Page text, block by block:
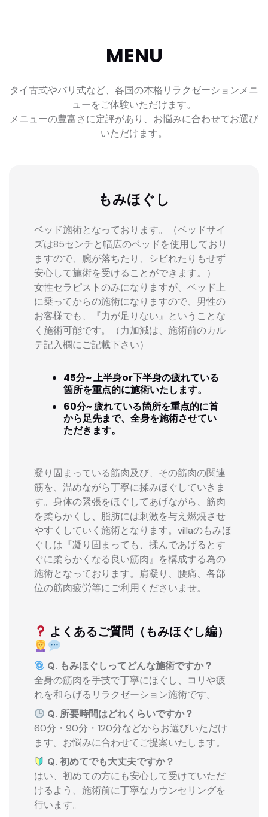
MENU
タイ古式やバリ式など、各国の本格リラクゼーションメニ
ューをご体験いただけます。
メニューの豊富さに定評があり、お悩みに合わせてお選び
いただけます。
もみほぐし
ベッド施術となっております。（ベッドサイ
ズは85センチと幅広のベッドを使用しており
ますので、腕が落ちたり、シビれたりもせず
安心して施術を受けることができます。）
女性セラピストのみになりますが、ベッド上
に乗ってからの施術になりますので、男性の
お客様でも、『力が足りない』ということな
く施術可能です。（力加減は、施術前のカル
テ記入欄にご記載下さい）
45分~ 上半身or下半身の疲れている
箇所を重点的に施術いたします。
60分~ 疲れている箇所を重点的に首
から足先まで、全身を施術させてい
ただきます。
凝り固まっている筋肉及び、その筋肉の関連
筋を、温めながら丁寧に揉みほぐしていきま
す。身体の緊張をほぐしてあげながら、筋肉
を柔らかくし、脂肪には刺激を与え燃焼させ
やすくしていく施術となります。villaのもみほ
ぐしは『凝り固まっても、揉んであげるとす
ぐに柔らかくなる良い筋肉』を構成する為の
施術となっております。肩凝り、腰痛、各部
位の筋肉疲労等にご利用くださいませ。
よくあるご質問（もみほぐし編）
Q. もみほぐしってどんな施術ですか？
全身の筋肉を手技で丁寧にほぐし、コリや疲
れを和らげるリラクゼーション施術です。
Q. 所要時間はどれくらいですか？
60分・90分・120分などからお選びいただけ
ます。お悩みに合わせてご提案いたします。
Q. 初めてでも大丈夫ですか？
はい、初めての方にも安心して受けていただ
けるよう、施術前に丁寧なカウンセリングを
行います。